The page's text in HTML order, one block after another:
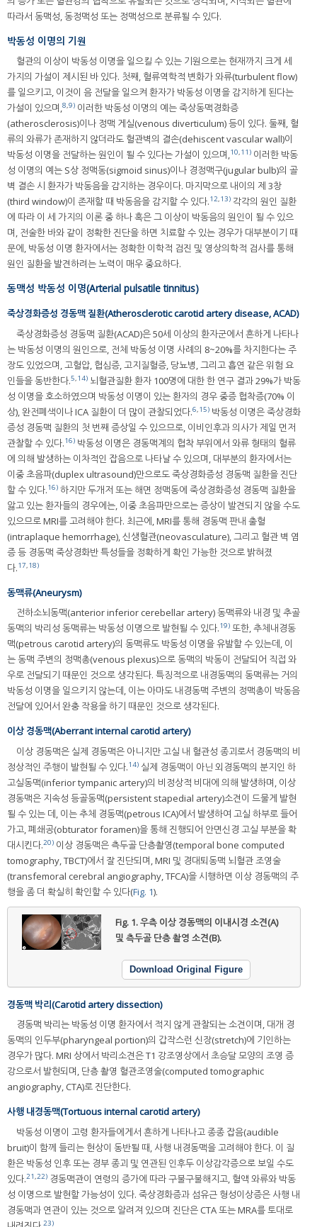
따라서 동맥성, 동정맥성 또는 정맥성으로 분류될 수 있다.
박동성 이명의 기원
혈관의 이상이 박동성 이명을 일으킬 수 있는 기원으로는 현재까지 크게 세
가지의 가설이 제시된 바 있다. 첫째, 혈류역학적 변화가 와류(turbulent flow)
를 일으키고, 이것이 음 전달을 일으켜 환자가 박동성 이명을 감지하게 된다는
가설이 있으며,8,9) 이러한 박동성 이명의 예는 죽상동맥경화증
(atherosclerosis)이나 정맥 게실(venous diverticulum) 등이 있다. 둘째, 혈
류의 와류가 존재하지 않더라도 혈관벽의 결손(dehiscent vascular wall)이
박동성 이명을 전달하는 원인이 될 수 있다는 가설이 있으며,10,11) 이러한 박동
성 이명의 예는 S상 정맥동(sigmoid sinus)이나 경정맥구(jugular bulb)의 골
벽 결손 시 환자가 박동음을 감지하는 경우이다. 마지막으로 내이의 제 3창
(third window)이 존재할 때 박동음을 감지할 수 있다.12,13) 각각의 원인 질환
에 따라 이 세 가지의 이론 중 하나 혹은 그 이상이 박동음의 원인이 될 수 있으
며, 전술한 바와 같이 정확한 진단을 하면 치료할 수 있는 경우가 대부분이기 때
문에, 박동성 이명 환자에서는 정확한 이학적 검진 및 영상의학적 검사를 통해
원인 질환을 발견하려는 노력이 매우 중요하다.
동맥성 박동성 이명(Arterial pulsatile tinnitus)
죽상경화증성 경동맥 질환(Atherosclerotic carotid artery disease, ACAD)
죽상경화증성 경동맥 질환(ACAD)은 50세 이상의 환자군에서 흔하게 나타나
는 박동성 이명의 원인으로, 전체 박동성 이명 사례의 8~20%를 차지한다는 주
장도 있었으며, 고혈압, 협심증, 고지질혈증, 당뇨병, 그리고 흡연 같은 위험 요
인들을 동반한다.5,14) 뇌혈관질환 환자 100명에 대한 한 연구 결과 29%가 박동
성 이명을 호소하였으며 박동성 이명이 있는 환자의 경우 중증 협착증(70% 이
상), 완전폐색이나 ICA 질환이 더 많이 관찰되었다.6,15) 박동성 이명은 죽상경화
증성 경동맥 질환의 첫 번째 증상일 수 있으므로, 이비인후과 의사가 제일 먼저
관찰할 수 있다.16) 박동성 이명은 경동맥계의 협착 부위에서 와류 형태의 혈류
에 의해 발생하는 이차적인 잡음으로 나타날 수 있으며, 대부분의 환자에서는
이중 초음파(duplex ultrasound)만으로도 죽상경화증성 경동맥 질환을 진단
할 수 있다.16) 하지만 두개저 또는 해면 정맥동에 죽상경화증성 경동맥 질환을
앓고 있는 환자들의 경우에는, 이중 초음파만으로는 증상이 발견되지 않을 수도
있으므로 MRI를 고려해야 한다. 최근에, MRI를 통해 경동맥 판내 출혈
(intraplaque hemorrhage), 신생혈관(neovasculature), 그리고 혈관 벽 염
증 등 경동맥 죽상경화반 특성들을 정확하게 확인 가능한 것으로 밝혀졌
다.17,18)
동맥류(Aneurysm)
전하소뇌동맥(anterior inferior cerebellar artery) 동맥류와 내경 및 추골
동맥의 박리성 동맥류는 박동성 이명으로 발현될 수 있다.19) 또한, 추체내경동
맥(petrous carotid artery)의 동맥류도 박동성 이명을 유발할 수 있는데, 이
는 동맥 주변의 정맥총(venous plexus)으로 동맥의 박동이 전달되어 직접 와
우로 전달되기 때문인 것으로 생각된다. 특징적으로 내경동맥의 동맥류는 거의
박동성 이명을 일으키지 않는데, 이는 아마도 내경동맥 주변의 정맥총이 박동음
전달에 있어서 완충 작용을 하기 때문인 것으로 생각된다.
이상 경동맥(Aberrant internal carotid artery)
이상 경동맥은 실제 경동맥은 아니지만 고실 내 혈관성 종괴로서 경동맥의 비
정상적인 주행이 발현될 수 있다.14) 실제 경동맥이 아닌 외경동맥의 분지인 하
고실동맥(inferior tympanic artery)의 비정상적 비대에 의해 발생하며, 이상
경동맥은 지속성 등골동맥(persistent stapedial artery)소견이 드물게 발현
될 수 있는 데, 이는 추체 경동맥(petrous ICA)에서 발생하여 고실 하부로 들어
가고, 폐쇄공(obturator foramen)을 통해 진행되어 안면신경 고실 부분을 확
대시킨다.20) 이상 경동맥은 측두골 단층촬영(temporal bone computed
tomography, TBCT)에서 잘 진단되며, MRI 및 경대퇴동맥 뇌혈관 조영술
(transfemoral cerebral angiography, TFCA)을 시행하면 이상 경동맥의 주
행을 좀 더 확실히 확인할 수 있다(Fig. 1).
Fig. 1.우측 이상 경동맥의 이내시경 소견(A)
및 측두골 단층 촬영 소견(B).
Download Original Figure
경동맥 박리(Carotid artery dissection)
경동맥 박리는 박동성 이명 환자에서 적지 않게 관찰되는 소견이며, 대개 경
동맥의 인두부(pharyngeal portion)의 갑작스런 신장(stretch)에 기인하는
경우가 많다. MRI 상에서 박리소견은 T1 강조영상에서 초승달 모양의 조영 증
강으로서 발현되며, 단층 촬영 혈관조영술(computed tomographic
angiography, CTA)로 진단한다.
사행 내경동맥(Tortuous internal carotid artery)
박동성 이명이 고령 환자들에게서 흔하게 나타나고 종종 잡음(audible
bruit)이 함께 들리는 현상이 동반될 때, 사행 내경동맥을 고려해야 한다. 이 질
환은 박동성 인후 또는 경부 종괴 및 연관된 인후두 이상감각증으로 보일 수도
있다.21,22) 경동맥관이 연령의 증가에 따라 구불구불해지고, 혈액 와류와 박동
성 이명으로 발현할 가능성이 있다. 죽상경화증과 섬유근 형성이상증은 사행 내
경동맥과 연관이 있는 것으로 알려져 있으며 진단은 CTA 또는 MRA를 토대로
23)